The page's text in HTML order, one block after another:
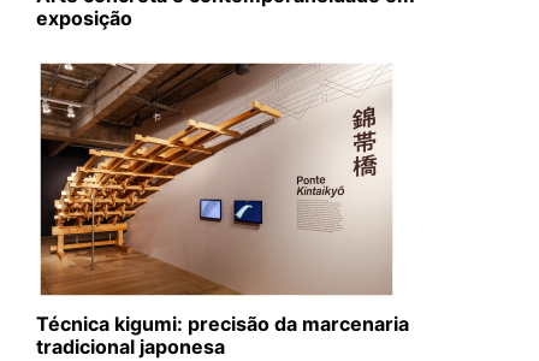
exposição
Técnica kigumi: precisão da marcenaria
tradicional japonesa